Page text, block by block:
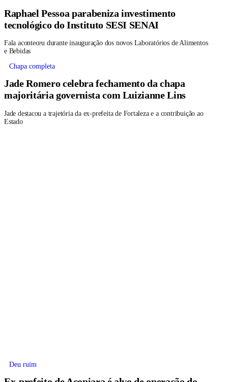
Raphael Pessoa parabeniza investimento
tecnológico do Instituto SESI SENAI
Fala aconteceu durante inauguração dos novos Laboratórios de Alimentos
e Bebidas
Chapa completa
Jade Romero celebra fechamento da chapa
majoritária governista com Luizianne Lins
Jade destacou a trajetória da ex-prefeita de Fortaleza e a contribuição ao
Estado
Deu ruim